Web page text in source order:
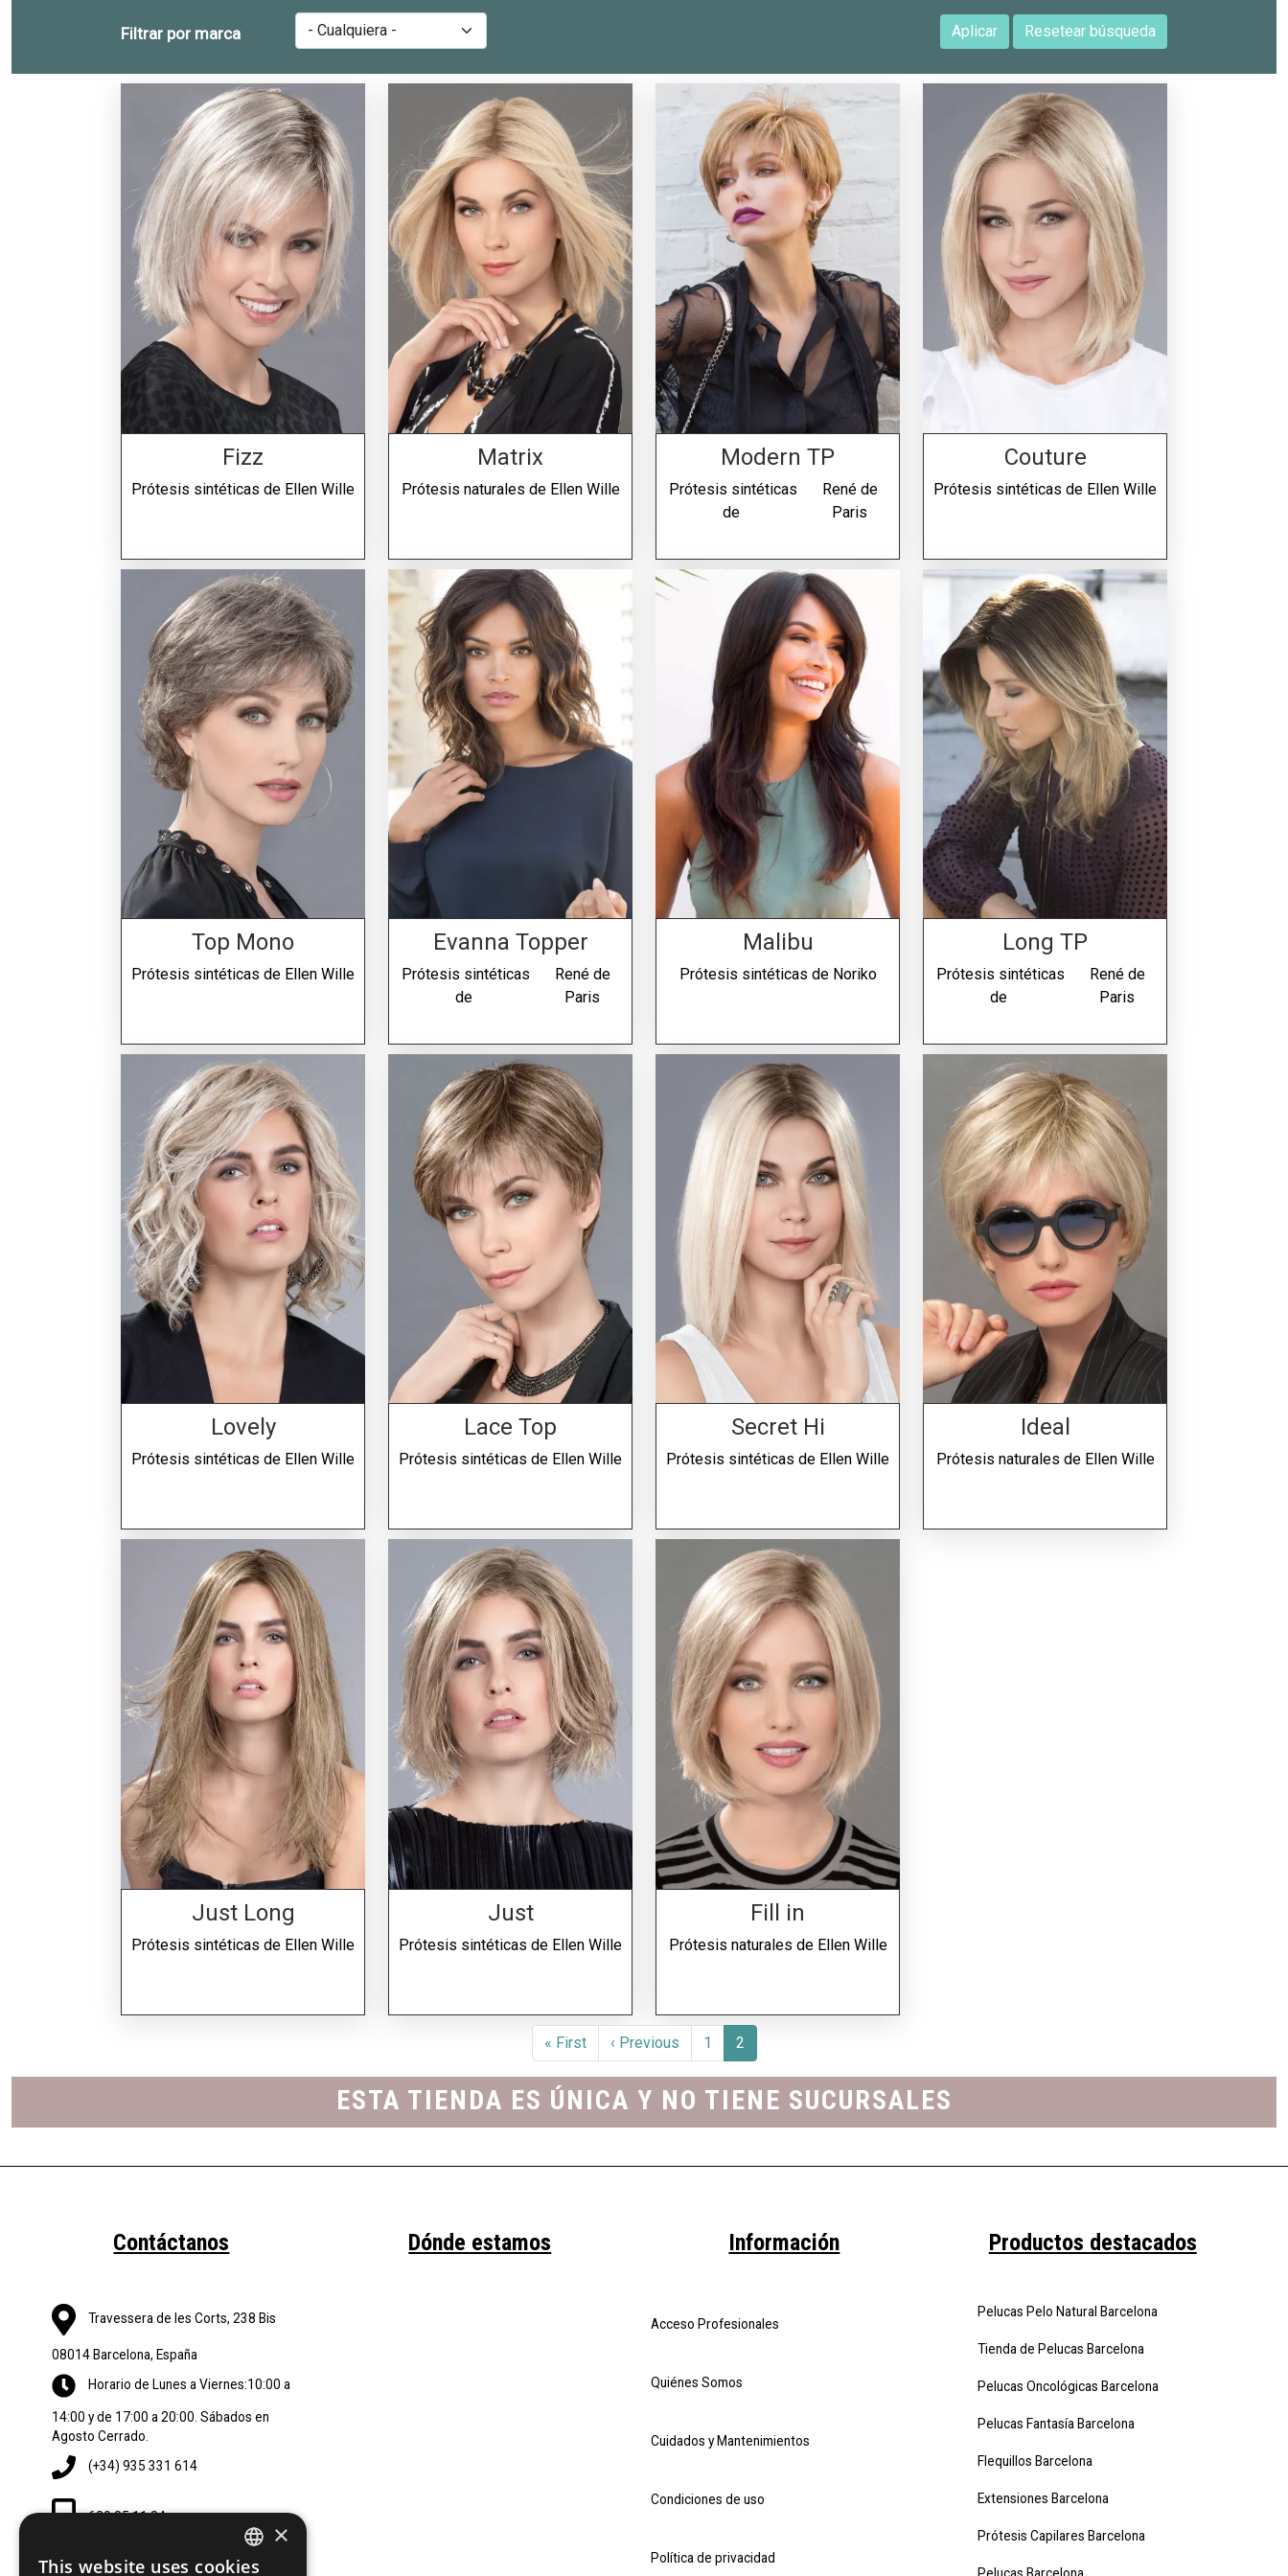
Filtrar por marca Aplicar Resetear búsqueda
Fizz
Prótesis sintéticas de Ellen Wille
Matrix
Prótesis naturales de Ellen Wille
Modern TP
Prótesis sintéticas
de
René de
Paris
Couture
Prótesis sintéticas de Ellen Wille
Top Mono
Prótesis sintéticas de Ellen Wille
Evanna Topper
Prótesis sintéticas
de
René de
Paris
Malibu
Prótesis sintéticas de Noriko
Long TP
Prótesis sintéticas
de
René de
Paris
Lovely
Prótesis sintéticas de Ellen Wille
Lace Top
Prótesis sintéticas de Ellen Wille
Secret Hi
Prótesis sintéticas de Ellen Wille
Ideal
Prótesis naturales de Ellen Wille
Just Long
Prótesis sintéticas de Ellen Wille
Just
Prótesis sintéticas de Ellen Wille
Fill in
Prótesis naturales de Ellen Wille
Paginación
« FirstPrimera página
‹ PreviousPágina anterior
1 2
ESTA TIENDA ES ÚNICA Y NO TIENE SUCURSALES
Contáctanos
Travessera de les Corts, 238 Bis
08014 Barcelona, España
Horario de Lunes a Viernes:10:00 a
14:00 y de 17:00 a 20:00. Sábados en
Agosto Cerrado.
(+34) 935 331 614
620 85 11 84
Dónde estamos Información
Acceso Profesionales
Quiénes Somos
Cuidados y Mantenimientos
Condiciones de uso
Política de privacidad
Productos destacados
Pelucas Pelo Natural Barcelona
Tienda de Pelucas Barcelona
Pelucas Oncológicas Barcelona
Pelucas Fantasía Barcelona
Flequillos Barcelona
Extensiones Barcelona
Prótesis Capilares Barcelona
SPANISH
×
This website uses cookies